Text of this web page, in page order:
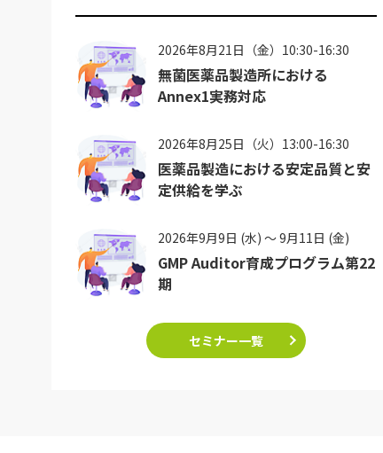
2026年8月21日（金）10:30-16:30
無菌医薬品製造所における
Annex1実務対応
2026年8月25日（火）13:00-16:30
医薬品製造における安定品質と安
定供給を学ぶ
2026年9月9日 (水) ～ 9月11日 (金)
GMP Auditor育成プログラム第22
期
セミナー一覧